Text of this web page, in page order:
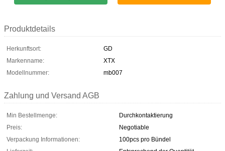
Produktdetails
Herkunftsort:
GD
Markenname:
XTX
Modellnummer:
mb007
Zahlung und Versand AGB
Min Bestellmenge:
Durchkontaktierung
Preis:
Negotiable
Verpackung Informationen:
100pcs pro Bündel